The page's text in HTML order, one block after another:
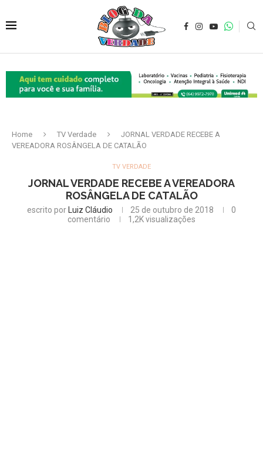
Home TV Verdade
JORNAL VERDADE RECEBE A
VEREADORA ROSÂNGELA DE CATALÃO
TV VERDADE
JORNAL VERDADE RECEBE A VEREADORA
ROSÂNGELA DE CATALÃO
escrito por Luiz Cláudio 25 de outubro de 2018
0
comentário
1,2Kvisualizações